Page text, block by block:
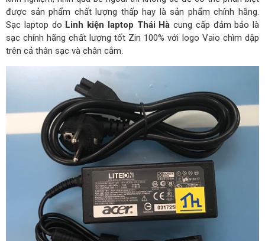
được sản phẩm chất lượng thấp hay là sản phẩm chính hãng.
Sạc laptop do Linh kiện laptop Thái Hà cung cấp đảm bảo là
sạc chính hãng chất lượng tốt Zin 100% với logo Vaio chìm dập
trên cả thân sạc và chân cắm.